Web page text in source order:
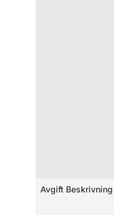
Avgift Beskrivning